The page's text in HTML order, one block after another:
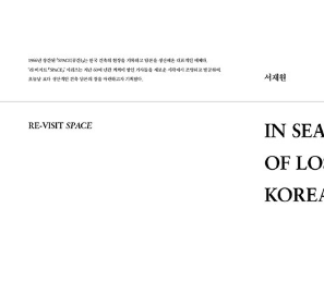
의지가 기능과 공간을 압도한 작업으로, 형태
함을 추구하는 전략가적 태도를 엿볼 수 있다.
분류되지 않는 이 주택들 사이에서 건축가들
향을 미치는 단서, 혹은 자신들의 주요작들과